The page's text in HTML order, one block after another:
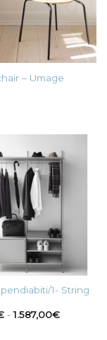
– Umage
1- String
- 1.587,00€Fascia